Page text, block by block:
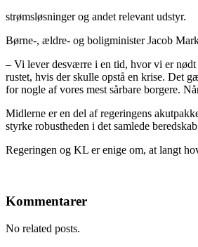
strømsløsninger og andet relevant udstyr.
Børne-, ældre- og boligminister Jacob
– Vi lever desværre i en tid, hvor vi er nødt
rustet, hvis der skulle opstå en krise. Det
for nogle af vores mest sårbare borgere.
Midlerne er en del af regeringens
styrke robustheden i det samlede
Regeringen og KL er enige om, at langt
Kommentarer
No related posts.